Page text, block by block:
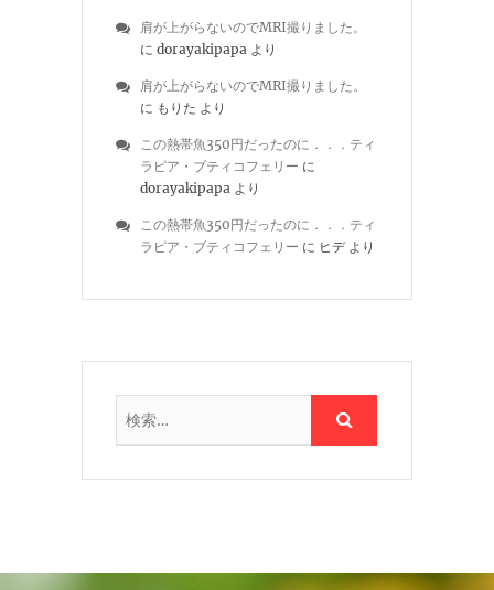
肩が上がらないのでMRI撮りました。
に dorayakipapa より
肩が上がらないのでMRI撮りました。
に もりた より
この熱帯魚350円だったのに．．．ティ
ラピア・ブティコフェリー に
dorayakipapa より
この熱帯魚350円だったのに．．．ティ
ラピア・ブティコフェリー に ヒデより